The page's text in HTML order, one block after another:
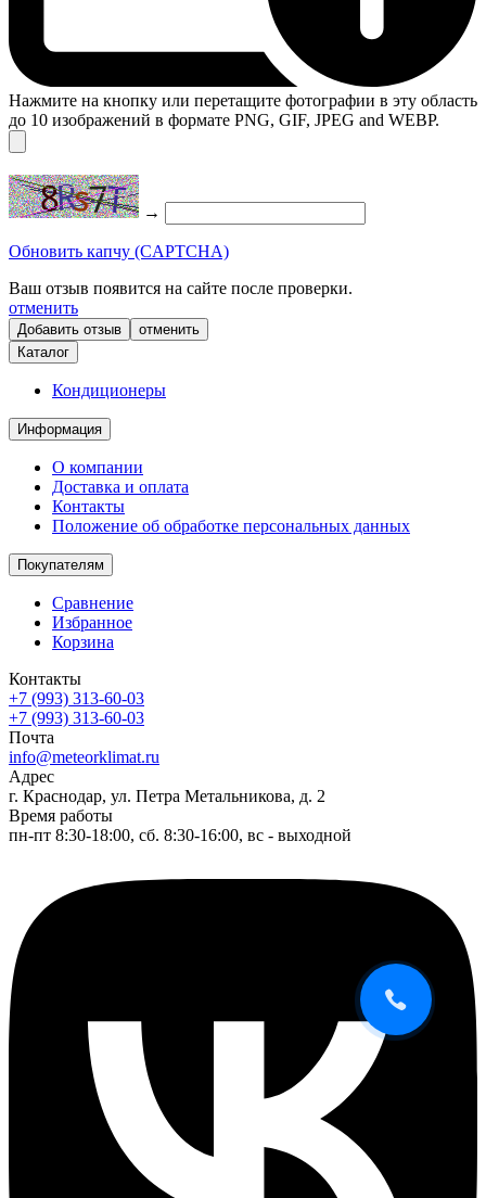
Нажмите на кнопку или перетащите фотографии в эту область
до 10 изображений в формате PNG, GIF, JPEG and WEBP.
→
Обновить капчу (CAPTCHA)
Ваш отзыв появится на сайте после проверки.
отменить
отменить
Каталог
Кондиционеры
Информация
О компании
Доставка и оплата
Контакты
Положение об обработке персональных данных
Покупателям
Сравнение
Избранное
Корзина
Контакты
+7 (993) 313-60-03
+7 (993) 313-60-03
Почта
info@meteorklimat.ru
Адрес
г. Краснодар, ул. Петра Метальникова, д. 2
Время работы
пн-пт 8:30-18:00, сб. 8:30-16:00, вс - выходной